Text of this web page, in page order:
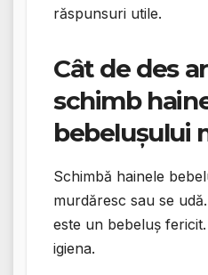
răspunsuri utile.
Cât de des
schimb
bebelușului
Schimbă hainele
murdăresc sau se
este un bebeluș
igiena.